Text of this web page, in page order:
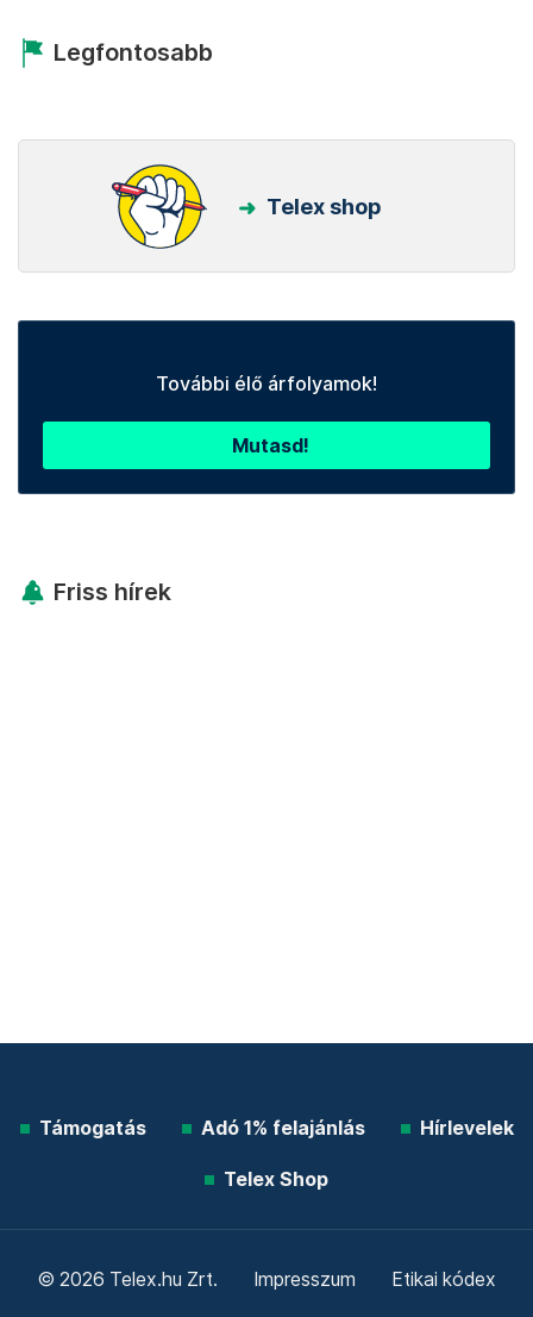
Legfontosabb
Telex shop
További élő árfolyamok!
Mutasd!
Friss hírek
Támogatás Adó 1% felajánlás Hírlevelek
Telex Shop
© 2026 Telex.hu Zrt. Impresszum Etikai kódex